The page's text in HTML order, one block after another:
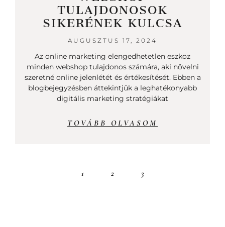
TULAJDONOSOK
SIKERÉNEK KULCSA
AUGUSZTUS 17, 2024
Az online marketing elengedhetetlen eszköz
minden webshop tulajdonos számára, aki növelni
szeretné online jelenlétét és értékesítését. Ebben a
blogbejegyzésben áttekintjük a leghatékonyabb
digitális marketing stratégiákat
TOVÁBB OLVASOM
1 2 3